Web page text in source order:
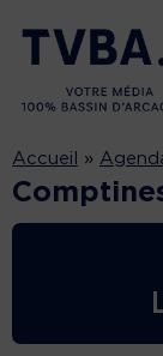
Accueil »